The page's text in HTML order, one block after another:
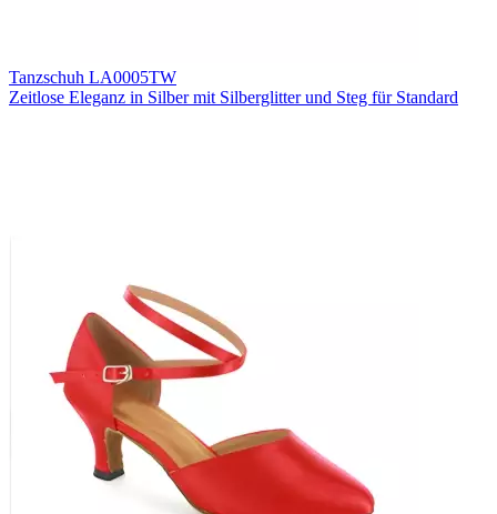
Tanzschuh LA0005TW
Zeitlose Eleganz in Silber mit Silberglitter und Steg für Standard